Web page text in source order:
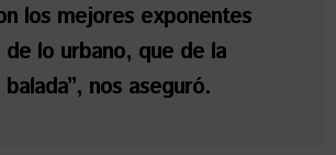
los mejores exponentes
de lo urbano, que de la
nos aseguró.